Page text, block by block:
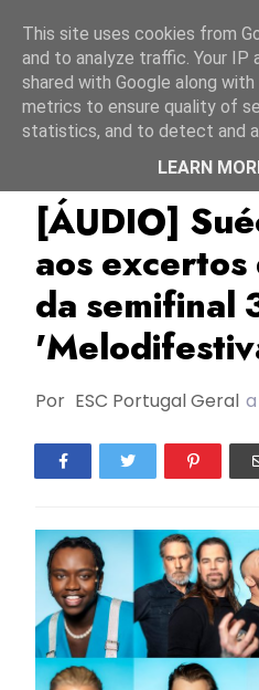
[ÁUDIO]
aos excertos
da semifinal
Por ESC Portugal Geral a
This site uses cookies from
and to analyze traffic. Your IP
shared with Google along
metrics to ensure quality of
statistics, and to detect and
LEARN